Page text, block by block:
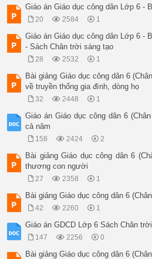
Giáo án Giáo dục công dân Lớp 6 -
20 2584 1
Giáo án Giáo dục công dân Lớp 6 -
- Sách Chân trời sáng tạo
28 2532 1
Bài giảng Giáo dục công dân 6
về truyền thống gia đình, dòng họ
32 2448 1
Giáo án Giáo dục công dân 6
cả năm
158 2424 2
Bài giảng Giáo dục công dân 6
thương con người
27 2358 1
Bài giảng Giáo dục công dân 6
42 2260 1
Giáo án GDCD Lớp 6 Sách Chân
147 2256 0
Bài giảng Giáo dục công dân 6